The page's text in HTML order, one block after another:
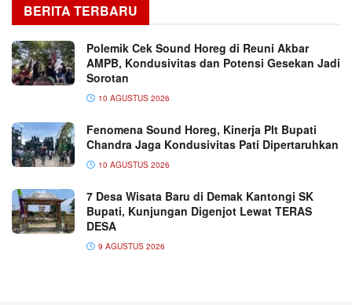
BERITA TERBARU
Polemik Cek Sound Horeg di Reuni Akbar
AMPB, Kondusivitas dan Potensi Gesekan Jadi
Sorotan
10 AGUSTUS 2026
Fenomena Sound Horeg, Kinerja Plt Bupati
Chandra Jaga Kondusivitas Pati Dipertaruhkan
10 AGUSTUS 2026
7 Desa Wisata Baru di Demak Kantongi SK
Bupati, Kunjungan Digenjot Lewat TERAS
DESA
9 AGUSTUS 2026